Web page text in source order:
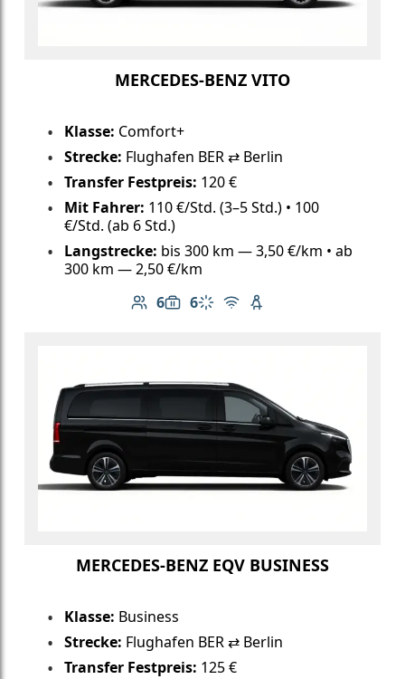
MERCEDES-BENZ VITO
Klasse: Comfort+
Strecke: Flughafen BER ⇄ Berlin
Transfer Festpreis: 120 €
Mit Fahrer: 110 €/Std. (3–5 Std.) • 100
€/Std. (ab 6 Std.)
Langstrecke: bis 300 km — 3,50 €/km • ab
300 km — 2,50 €/km
6
Anzahl der Passagiere: 6
6
Gepäckkapazität: 6
Klimaanlage
Kostenloses WLAN
Kindersitz verfügbar
MERCEDES-BENZ EQV BUSINESS
Klasse: Business
Strecke: Flughafen BER ⇄ Berlin
Transfer Festpreis: 125 €